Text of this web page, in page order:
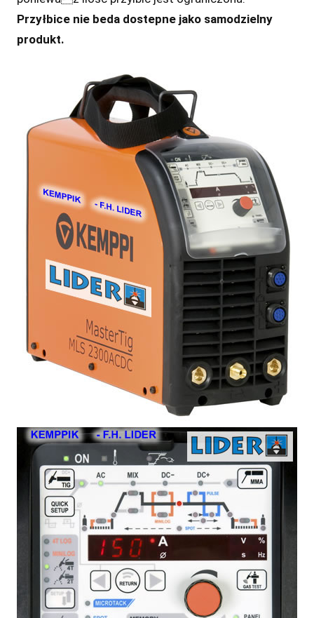
Przyłbice nie beda dostepne jako samodzielny
produkt.